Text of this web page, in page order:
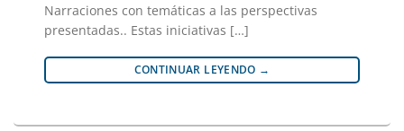
Narraciones con temáticas a las perspectivas
presentadas.. Estas iniciativas […]
CONTINUAR LEYENDO →